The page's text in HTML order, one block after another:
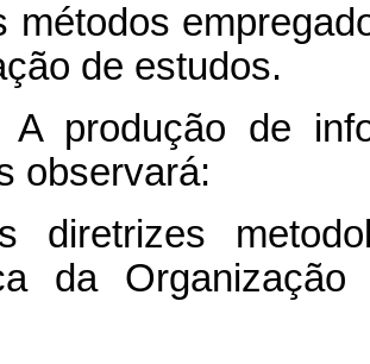
métodos
de estudos.
produção de
observará:
da